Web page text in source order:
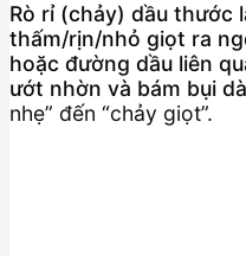
Rò rỉ (chảy) dầu thước
thấm/rịn/nhỏ giọt ra
hoặc đường dầu liên
ướt nhờn và bám bụi
nhẹ” đến “chảy giọt”.